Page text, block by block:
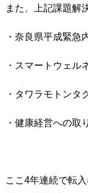
また、上記課題解
・奈良県平成緊急
・スマートウェル
・タワラモトンタ
・健康経営への取
ここ4年連続で転